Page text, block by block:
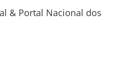
& Portal Nacional dos